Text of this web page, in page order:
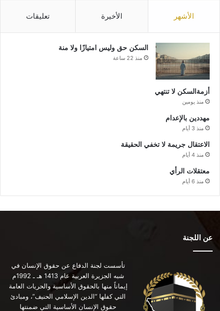
الأشهر الأخيرة تعليقات
السكن حق وليس امتيازًا ولا منة
منذ 22 ساعة
أزمةالسكن لا تنتهي
منذ يومين
مهددين بالإعدام
منذ 3 أيام
الاعتقال جريمة لا تخفي الحقيقة
منذ 4 أيام
معتقلات الرأي
منذ 6 أيام
عن اللجنة
تأسست لجنة الدفاع عن حقوق الإنسان في
شبه الجزيرة العربية عام 1413 هـ ـ 1992م
إيماناً منها بالحقوق الأساسية والحريات العامة
التي كفلها “الدين الإسلامي الحنيف”، ومبادئ
حقوق الإنسان الأساسية التي ضمنتها